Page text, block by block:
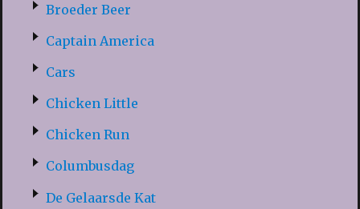
Broeder Beer
Captain America
Cars
Chicken Little
Chicken Run
Columbusdag
De Gelaarsde Kat